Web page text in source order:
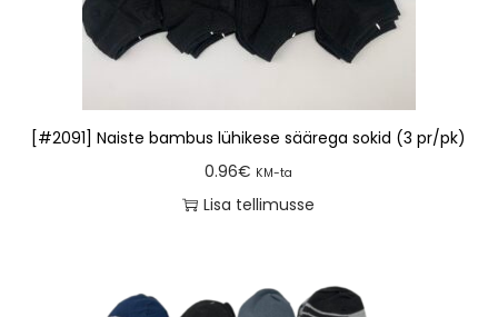
[#2091] Naiste bambus lühikese säärega sokid (3 pr/pk)
0.96€ KM-ta
Lisa tellimusse